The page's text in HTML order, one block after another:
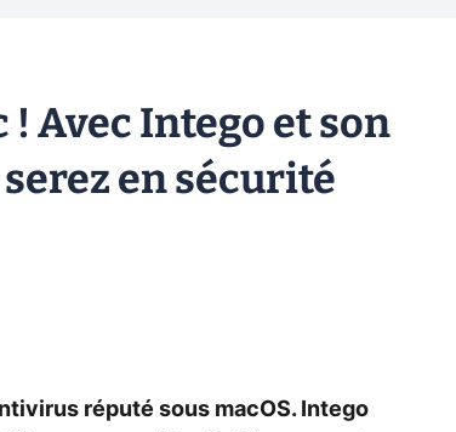
Avec Intego et son
en sécurité
réputé sous macOS. Intego